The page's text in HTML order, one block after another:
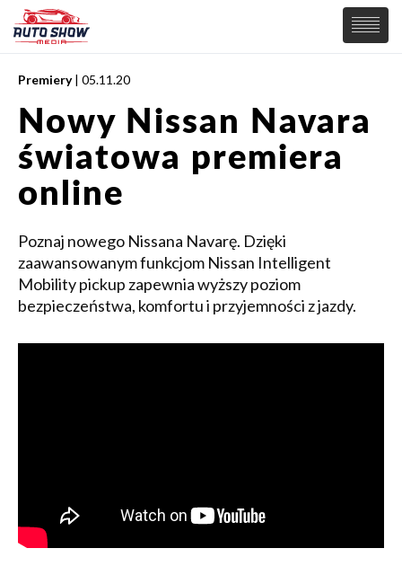
PREMIERY
SAMOCHODY
Wiadomości
Samochody Koncepcyjne
Elektryczne
MOTORSPORT
Premiery | 05.11.20
Nowy Nissan Navara
światowa premiera
online
Poznaj nowego Nissana Navarę. Dzięki
zaawansowanym funkcjom Nissan Intelligent
Mobility pickup zapewnia wyższy poziom
bezpieczeństwa, komfortu i przyjemności z jazdy.